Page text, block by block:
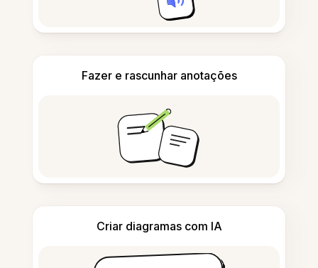
Fazer e rascunhar anotações
Criar diagramas com IA